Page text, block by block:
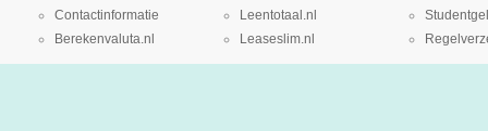
Contactinformatie
Berekenvaluta.nl
Leentotaal.nl
Leaseslim.nl